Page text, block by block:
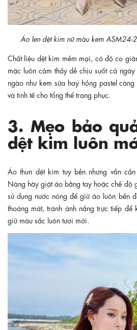
Áo len dệt kim nữ màu kem
Chất liệu dệt kim mềm mại, có độ co
mặc luôn cảm thấy dễ chịu suốt cả
ngào như kem sữa hay hồng pastel
và tinh tế cho tổng thể trang phục.
3. Mẹo bảo
dệt kim luôn
Áo thun dệt kim tuy bền nhưng vẫn
Nàng hãy giặt áo bằng tay hoặc chế độ
sử dụng nước nóng để giữ áo luôn bền
thoáng mát, tránh ánh nắng trực tiếp để
giữ màu sắc luôn tươi mới.